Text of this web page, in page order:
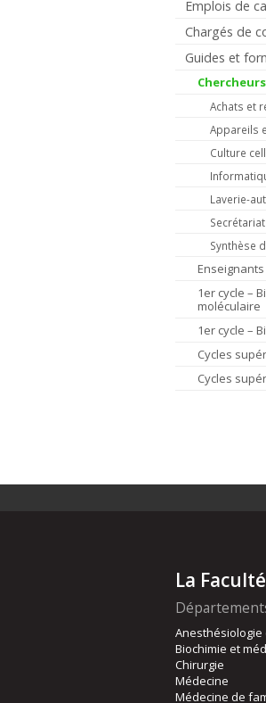
Emplois de
Chargés de
Guides et
Chercheurs
Achats et
Appareils
Culture
Laverie-
Secrétariat
Synthèse
Enseignants
1er cycle –
moléculaire
1er cycle –
Cycles
Cycles
La
Biochimie et
Chirurgie
Médecine
Médecine de